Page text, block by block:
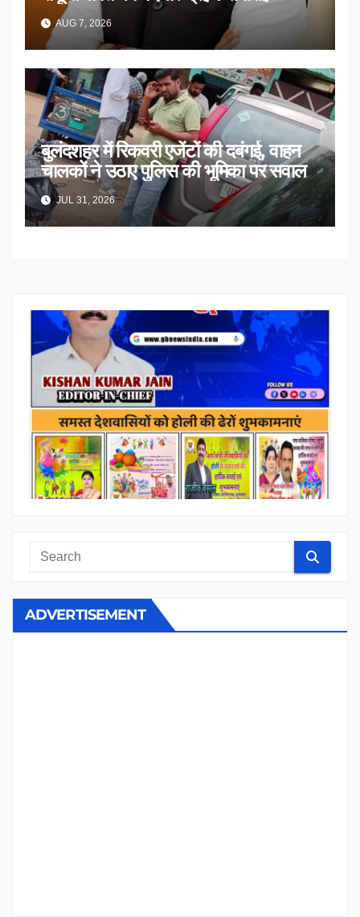
AUG 7, 2026
बुलंदशहर में रिकवरी एजेंटों की दबंगई, वाहन
चालकों ने उठाए पुलिस की भूमिका पर सवाल
JUL 31, 2026
ADVERTISEMENT